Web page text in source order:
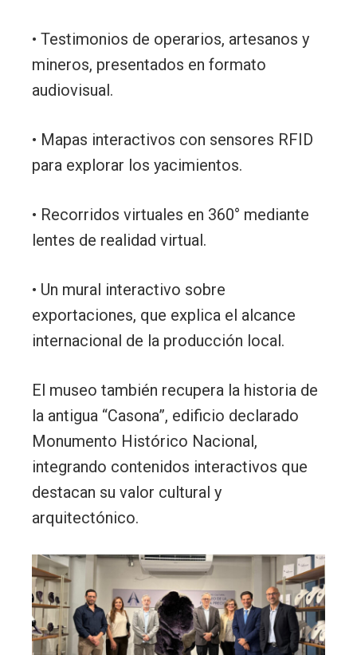
• Testimonios de operarios, artesanos y
mineros, presentados en formato
audiovisual.
• Mapas interactivos con sensores RFID
para explorar los yacimientos.
• Recorridos virtuales en 360° mediante
lentes de realidad virtual.
• Un mural interactivo sobre
exportaciones, que explica el alcance
internacional de la producción local.
El museo también recupera la historia de
la antigua “Casona”, edificio declarado
Monumento Histórico Nacional,
integrando contenidos interactivos que
destacan su valor cultural y
arquitectónico.